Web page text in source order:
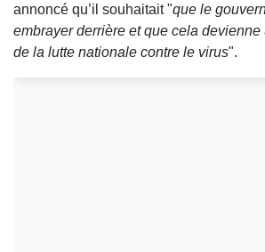
annoncé qu’il souhaitait "que le
embrayer derrière et que cela
de la lutte nationale contre le virus".